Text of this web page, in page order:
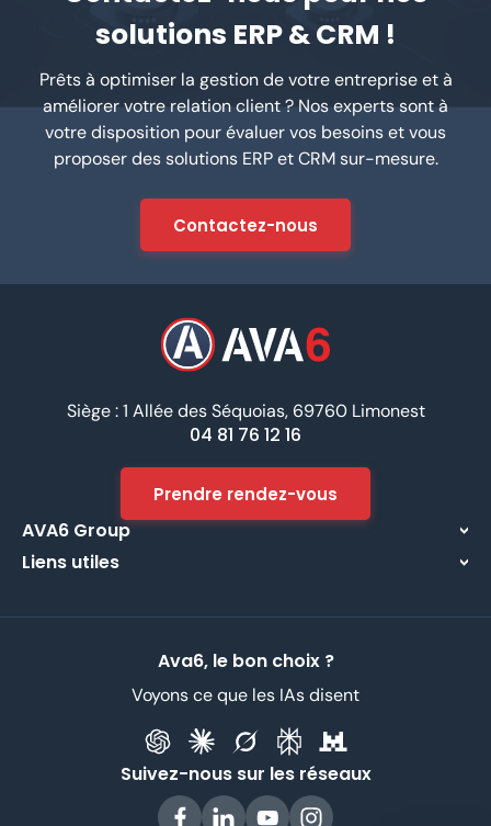
solutions ERP & CRM !
Prêts à optimiser la gestion de votre entreprise et à
améliorer votre relation client ? Nos experts sont à
votre disposition pour évaluer vos besoins et vous
proposer des solutions ERP et CRM sur-mesure.
Contactez-nous
Siège : 1 Allée des Séquoias, 69760 Limonest
04 81 76 12 16
Prendre rendez-vous
AVA6 Group
À propos
Liens utiles
Ava6, le bon choix ?
Voyons ce que les IAs disent
Suivez-nous sur les réseaux